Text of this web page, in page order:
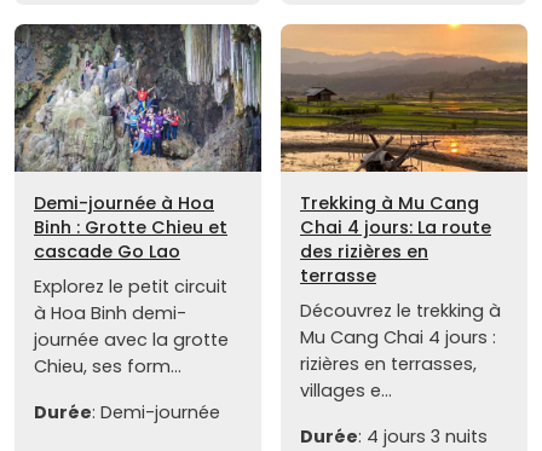
Demi-journée à Hoa
Binh : Grotte Chieu et
cascade Go Lao
Explorez le petit circuit
à Hoa Binh demi-
journée avec la grotte
Chieu, ses form...
Durée: Demi-journée
Trekking à Mu Cang
Chai 4 jours: La route
des rizières en
terrasse
Découvrez le trekking à
Mu Cang Chai 4 jours :
rizières en terrasses,
villages e...
Durée: 4 jours 3 nuits